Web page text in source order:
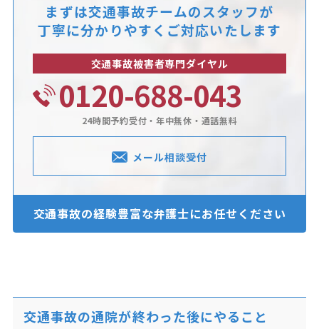
まずは交通事故チームのスタッフが
丁寧に分かりやすくご対応いたします
交通事故被害者専門ダイヤル
0120-688-043
24時間予約受付・年中無休・通話無料
メール相談受付
交通事故の経験豊富な弁護士にお任せください
交通事故の通院が終わった後にやること